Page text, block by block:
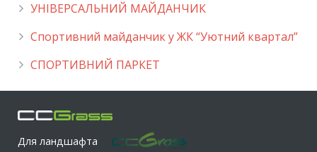
УНІВЕРСАЛЬНИЙ МАЙДАНЧИК
Cпортивний майданчик у ЖК “Уютний квартал”
СПОРТИВНИЙ ПАРКЕТ
Для ландшафта